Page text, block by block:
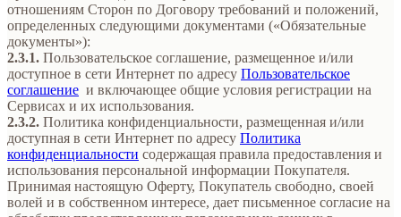
отношениям Сторон по Договору требований и положений,
определенных следующими документами («Обязательные
документы»):
2.3.1. Пользовательское соглашение, размещенное и/или
доступное в сети Интернет по адресу Пользовательское
соглашение и включающее общие условия регистрации на
Сервисах и их использования.
2.3.2. Политика конфиденциальности, размещенная и/или
доступная в сети Интернет по адресу Политика
конфиденциальности содержащая правила предоставления и
использования персональной информации Покупателя.
Принимая настоящую Оферту, Покупатель свободно, своей
волей и в собственном интересе, дает письменное согласие на